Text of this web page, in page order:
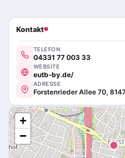
Kontakt
TELEFON
04331 77 003 33
WEBSITE
eutb-by.de/
ADRESSE
Forstenrieder Allee 70,
+
−